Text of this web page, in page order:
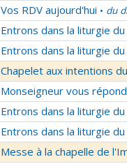
Vos RDV aujourd'hui • du
Entrons dans la liturgie
Entrons dans la liturgie
Chapelet aux intentions
Monseigneur vous répond
Entrons dans la liturgie
Entrons dans la liturgie
Messe à la chapelle de